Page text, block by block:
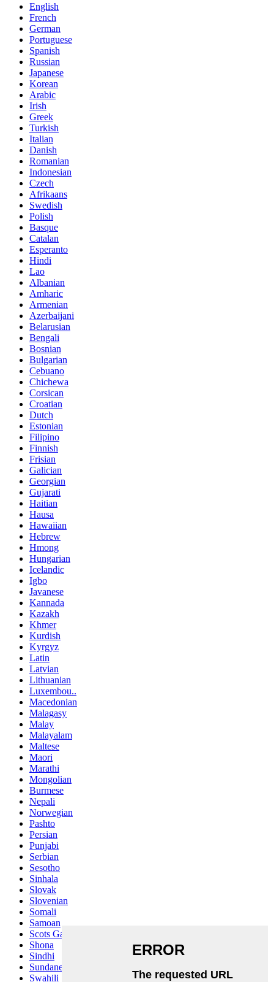
English
French
German
Portuguese
Spanish
Russian
Japanese
Korean
Arabic
Irish
Greek
Turkish
Italian
Danish
Romanian
Indonesian
Czech
Afrikaans
Swedish
Polish
Basque
Catalan
Esperanto
Hindi
Lao
Albanian
Amharic
Armenian
Azerbaijani
Belarusian
Bengali
Bosnian
Bulgarian
Cebuano
Chichewa
Corsican
Croatian
Dutch
Estonian
Filipino
Finnish
Frisian
Galician
Georgian
Gujarati
Haitian
Hausa
Hawaiian
Hebrew
Hmong
Hungarian
Icelandic
Igbo
Javanese
Kannada
Kazakh
Khmer
Kurdish
Kyrgyz
Latin
Latvian
Lithuanian
Luxembou..
Macedonian
Malagasy
Malay
Malayalam
Maltese
Maori
Marathi
Mongolian
Burmese
Nepali
Norwegian
Pashto
Persian
Punjabi
Serbian
Sesotho
Sinhala
Slovak
Slovenian
Somali
Samoan
Scots Gaelic
Shona
Sindhi
Sundanese
Swahili